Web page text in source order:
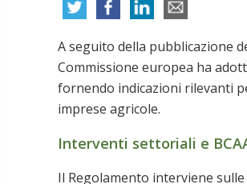
A seguito della pubblicazione
Commissione europea ha
fornendo indicazioni rilevanti
imprese agricole.
Interventi settoriali e
Il Regolamento interviene